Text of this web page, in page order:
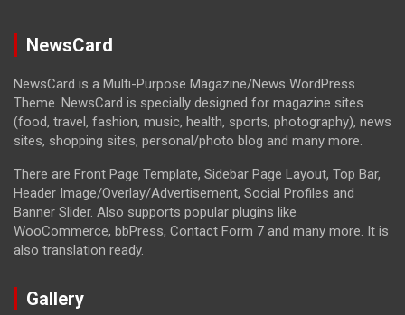
NewsCard
NewsCard is a Multi-Purpose Magazine/News WordPress
Theme. NewsCard is specially designed for magazine sites
(food, travel, fashion, music, health, sports, photography), news
sites, shopping sites, personal/photo blog and many more.
There are Front Page Template, Sidebar Page Layout, Top Bar,
Header Image/Overlay/Advertisement, Social Profiles and
Banner Slider. Also supports popular plugins like
WooCommerce, bbPress, Contact Form 7 and many more. It is
also translation ready.
Gallery